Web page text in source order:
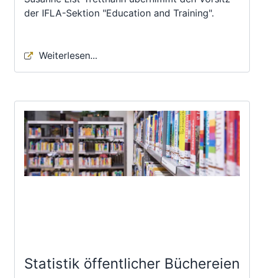
der IFLA-Sektion "Education and Training".
Weiterlesen...
Statistik öffentlicher Büchereien